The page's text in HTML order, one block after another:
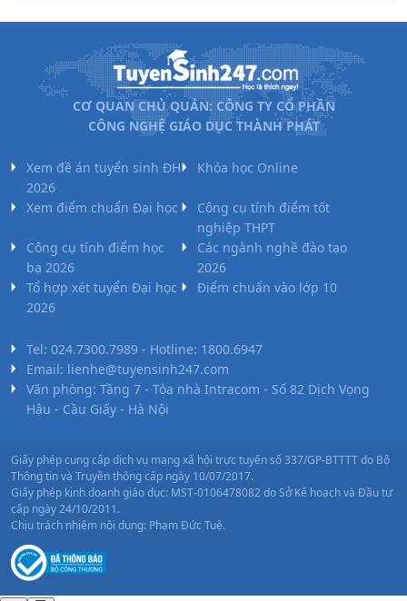
CƠ QUAN CHỦ QUẢN: CÔNG TY CỔ PHẦN
CÔNG NGHỆ GIÁO DỤC THÀNH PHÁT
Xem đề án tuyển sinh ĐH
2026
Khóa học Online
Xem điểm chuẩn Đại học
Công cụ tính điểm tốt
nghiệp THPT
Công cụ tính điểm học
bạ 2026
Các ngành nghề đào tạo
2026
Tổ hợp xét tuyển Đại học
2026
Điểm chuẩn vào lớp 10
Tel: 024.7300.7989 - Hotline: 1800.6947
Email: lienhe@tuyensinh247.com
Văn phòng: Tầng 7 - Tòa nhà Intracom - Số 82 Dịch Vọng
Hậu - Cầu Giấy - Hà Nội
Giấy phép cung cấp dịch vụ mạng xã hội trực tuyến số 337/GP-BTTTT do Bộ
Thông tin và Truyền thông cấp ngày 10/07/2017.
Giấy phép kinh doanh giáo dục: MST-0106478082 do Sở Kế hoạch và Đầu tư
cấp ngày 24/10/2011.
Chịu trách nhiệm nội dung: Phạm Đức Tuệ.